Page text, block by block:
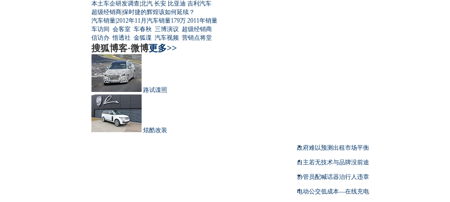
本土车企研发调查|北汽 长安 比亚迪 吉利汽车
超级经销商|保时捷的辉煌该如何延续？
汽车销量|2012年11月汽车销量179万 2011年销量
车访间 会客室 车春秋 三博演议 超级经销商
信访办 悟透社 金狐谍 汽车视频 营销点将堂
搜狐博客·微博更多>>
路试谍照
炫酷改装
政府难以预测出租市场平衡
自主若无技术与品牌没前途
协管员配喊话器治行人违章
电动公交低成本—在线充电